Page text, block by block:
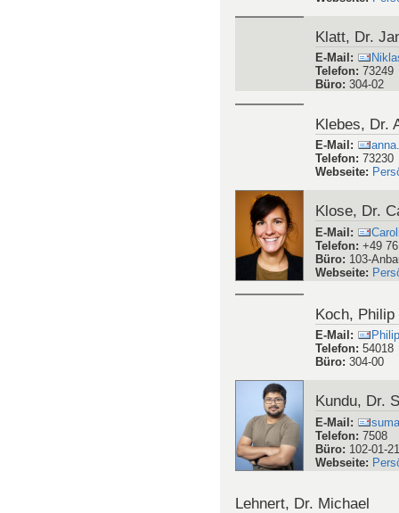
Kartmann,
E-Mail:
Telefon:73287
Keller, Dr.-
E-Mail:
Webseite:
Klatt, Dr.
E-Mail:
Klebes, Dr.
E-Mail:
Telefon: 73230
Klose, Dr.
E-Mail:
Telefon:+49
Büro:103-